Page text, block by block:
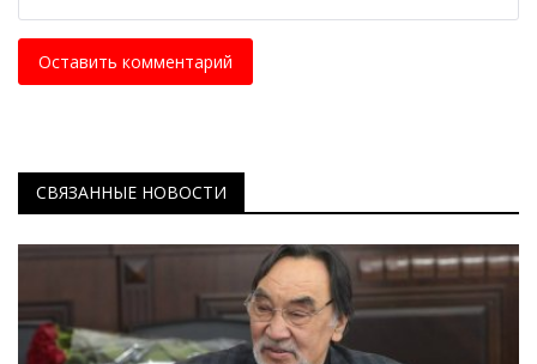
Оставить комментарий
СВЯЗАННЫЕ НОВОСТИ